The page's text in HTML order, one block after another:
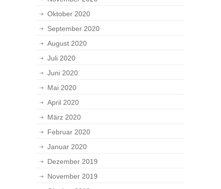
Oktober 2020
September 2020
August 2020
Juli 2020
Juni 2020
Mai 2020
April 2020
März 2020
Februar 2020
Januar 2020
Dezember 2019
November 2019